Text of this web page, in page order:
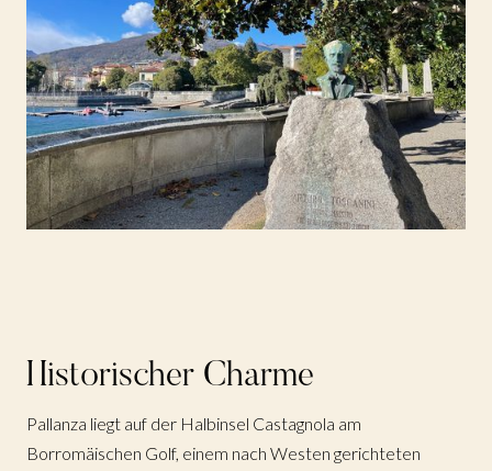
Historischer Charme
Pallanza liegt auf der Halbinsel Castagnola am
Borromäischen Golf, einem nach Westen gerichteten